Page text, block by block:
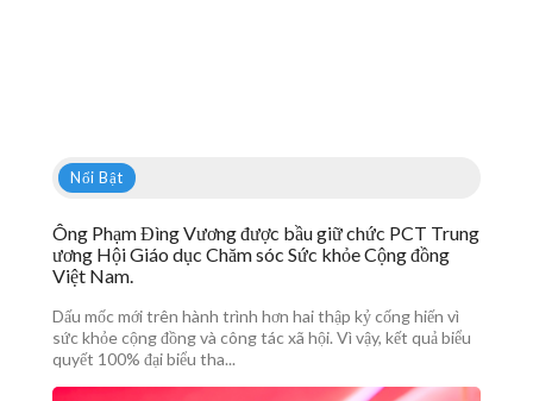
Nổi Bật
Ông Phạm Đìng Vương được bầu giữ chức PCT Trung
ương Hội Giáo dục Chăm sóc Sức khỏe Cộng đồng
Việt Nam.
Dấu mốc mới trên hành trình hơn hai thập kỷ cống hiến vì
sức khỏe cộng đồng và công tác xã hội. Vì vậy, kết quả biểu
quyết 100% đại biểu tha...